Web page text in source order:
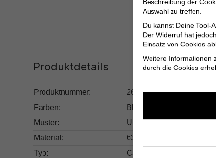
Produktdetails
Produktnummer:
265.15115847-194962-L/
Farben:
Blau
Muster:
Unifarben
Material:
63% Viskose, 32% Nylon,
Typ:
Casual
Beschreibung der
Auswahl zu treffen.
Du kannst Deine Tool-
Der Widerruf hat
Einsatz von Cookies
Weitere Informationen
durch die Cookies